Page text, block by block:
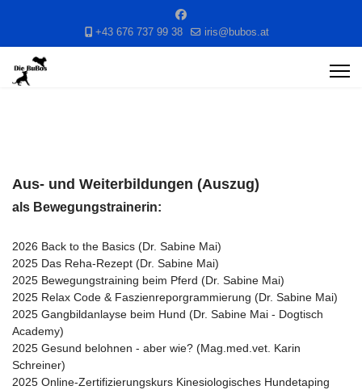
+43 676 737 99 38 iris@bubos.at
Aus- und Weiterbildungen (Auszug)
als Bewegungstrainerin:
2026 Back to the Basics (Dr. Sabine Mai)
2025 Das Reha-Rezept (Dr. Sabine Mai)
2025 Bewegungstraining beim Pferd (Dr. Sabine Mai)
2025 Relax Code & Faszienreporgrammierung (Dr. Sabine Mai)
2025 Gangbildanlayse beim Hund (Dr. Sabine Mai - Dogtisch
Academy)
2025 Gesund belohnen - aber wie? (Mag.med.vet. Karin
Schreiner)
2025 Online-Zertifizierungskurs Kinesiologisches Hundetaping